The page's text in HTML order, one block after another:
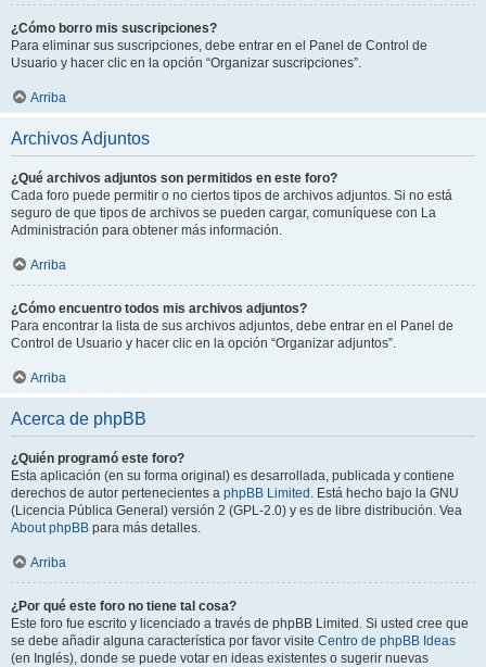
¿Cómo borro mis suscripciones?
Para eliminar sus suscripciones, debe entrar en el Panel de Control de
Usuario y hacer clic en la opción “Organizar suscripciones”.
Arriba
Archivos Adjuntos
¿Qué archivos adjuntos son permitidos en este foro?
Cada foro puede permitir o no ciertos tipos de archivos adjuntos. Si no está
seguro de que tipos de archivos se pueden cargar, comuníquese con La
Administración para obtener más información.
Arriba
¿Cómo encuentro todos mis archivos adjuntos?
Para encontrar la lista de sus archivos adjuntos, debe entrar en el Panel de
Control de Usuario y hacer clic en la opción “Organizar adjuntos”.
Arriba
Acerca de phpBB
¿Quién programó este foro?
Esta aplicación (en su forma original) es desarrollada, publicada y contiene
derechos de autor pertenecientes a phpBB Limited . Está hecho bajo la GNU
(Licencia Pública General) versión 2 (GPL-2.0) y es de libre distribución. Vea
About phpBB para más detalles.
Arriba
¿Por qué este foro no tiene tal cosa?
Este foro fue escrito y licenciado a través de phpBB Limited. Si usted cree que
se debe añadir alguna característica por favor visite Centro de phpBB Ideas
(en Inglés), donde se puede votar en ideas existentes o sugerir nuevas